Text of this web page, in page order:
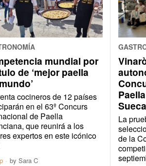
mundial por
de ‘mejor paella
cocineros de 12 países
en el 63º Concurs
de Paella
que reunirá a los
expertos en este icónico
by Sara C
Sueca
La
de la